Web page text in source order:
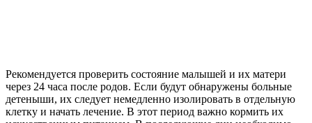
Рекомендуется проверить состояние малышей и их матери
через 24 часа после родов. Если будут обнаружены больные
детеныши, их следует немедленно изолировать в отдельную
клетку и начать лечение. В этот период важно кормить их